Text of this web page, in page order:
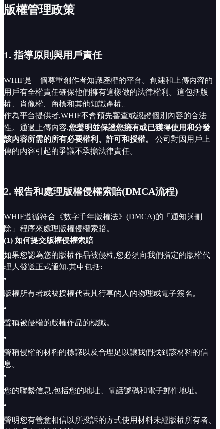
版權管理政策
1. 指導原則與用戶責任
WHIF是一個尊重創作者知識產權的平台。創建和上傳內容的
用戶有全權責任確保他們擁有這樣做的法律權利。這包括版
權、肖像權、商標和其他知識產權。
作為平台提供者,WHIF不會預先審查或認證個別內容的合法
性。通過上傳內容,您聲明並保證您擁有或已獲得使用和分發
該內容所需的所有必要權利、許可和授權。
公司對因用戶上
傳的內容引起的爭議不承擔法律責任。
2. 報告和處理版權侵權索賠(DMCA流程)
WHIF遵循符合《數字千年版權法》(DMCA)的「通知與刪
除」程序來處理版權侵權索賠。
(1) 如何提交版權侵權索賠
如果您認為您的版權作品被侵權,您必須向我們指定的版權代
理人發送正式通知,其中包括:
•
版權所有者或被授權代表其行事的人的物理或電子簽名。
•
聲稱被侵權的版權作品的標識。
•
聲稱侵權的材料的標識以及合理足以讓我們找到該材料的信
息。
•
您的聯繫信息,包括您的地址、電話號碼和電子郵件地址。
•
聲明您有善意相信以所投訴的方式使用材料未經版權所有者、